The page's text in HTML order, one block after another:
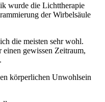
wurde die Lichttherapie
der Wirbelsäule
die meisten sehr wohl.
gewissen Zeitraum,
körperlichen Unwohlsein